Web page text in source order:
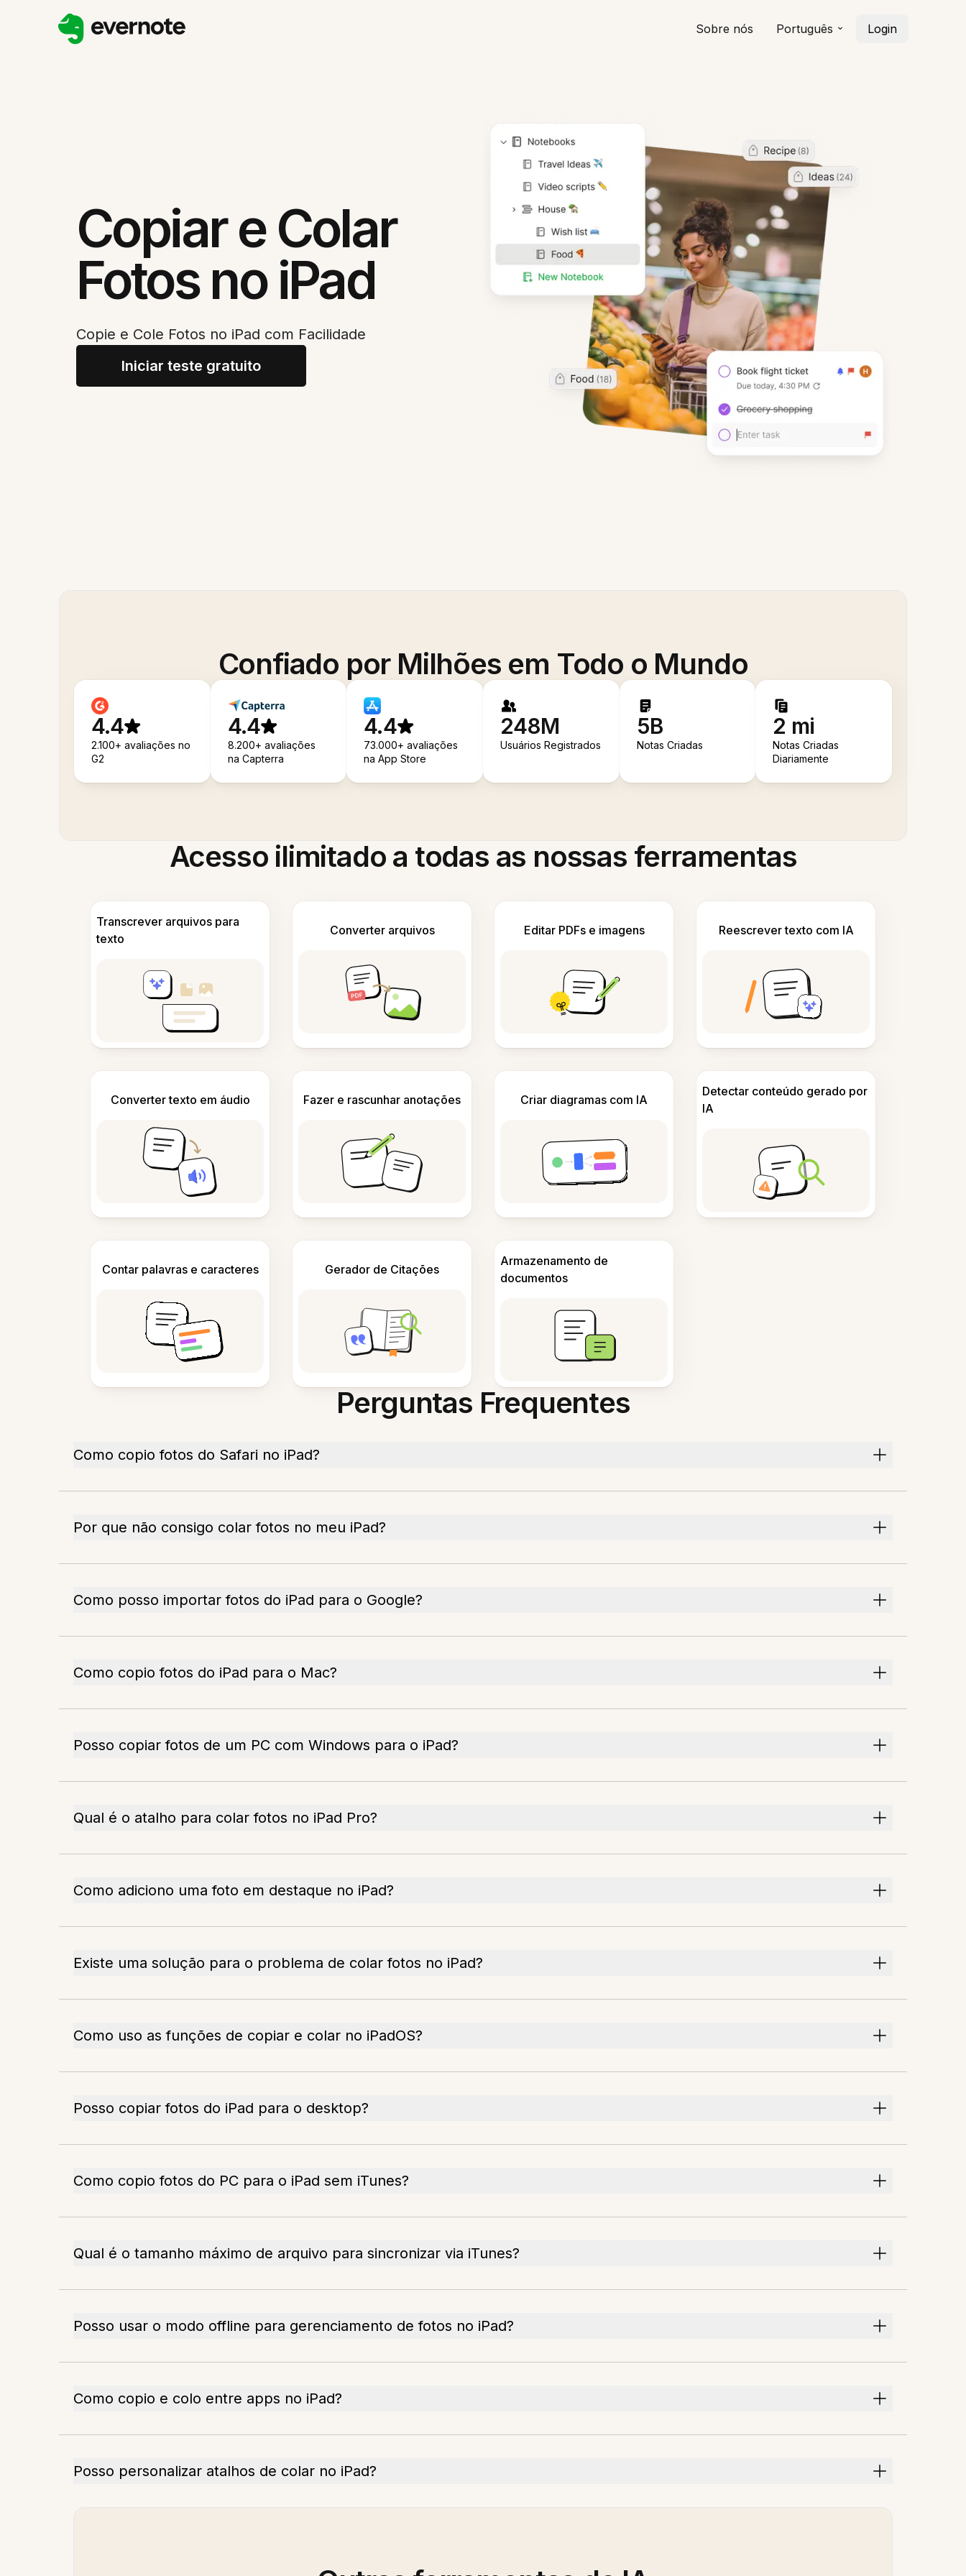
Sobre nós Português Login
Copiar e Colar
Fotos no iPad
Copie e Cole Fotos no iPad com Facilidade
Iniciar teste gratuito
Confiado por Milhões em Todo o Mundo
4.4
2.100+ avaliações no
G2
4.4
8.200+ avaliações
na Capterra
4.4
73.000+ avaliações
na App Store
248M
Usuários Registrados
5B
Notas Criadas
2 mi
Notas Criadas
Diariamente
Acesso ilimitado a todas as nossas ferramentas
Transcrever arquivos para
texto
Converter arquivos Editar PDFs e imagens Reescrever texto com IA
Converter texto em áudio Fazer e rascunhar anotações Criar diagramas com IA
Detectar conteúdo gerado por
IA
Contar palavras e caracteres Gerador de Citações
Armazenamento de
documentos
Perguntas Frequentes
Como copio fotos do Safari no iPad?
Por que não consigo colar fotos no meu iPad?
Como posso importar fotos do iPad para o Google?
Como copio fotos do iPad para o Mac?
Posso copiar fotos de um PC com Windows para o iPad?
Qual é o atalho para colar fotos no iPad Pro?
Como adiciono uma foto em destaque no iPad?
Existe uma solução para o problema de colar fotos no iPad?
Como uso as funções de copiar e colar no iPadOS?
Posso copiar fotos do iPad para o desktop?
Como copio fotos do PC para o iPad sem iTunes?
Qual é o tamanho máximo de arquivo para sincronizar via iTunes?
Posso usar o modo offline para gerenciamento de fotos no iPad?
Como copio e colo entre apps no iPad?
Posso personalizar atalhos de colar no iPad?